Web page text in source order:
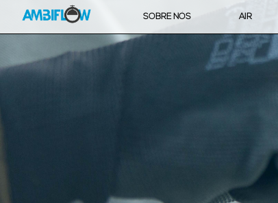
SOBRE NÓS AIR